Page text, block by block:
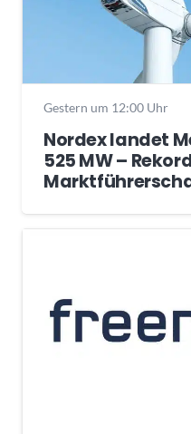
Gestern um 12:00 Uhr
Nordex landet
525 MW –